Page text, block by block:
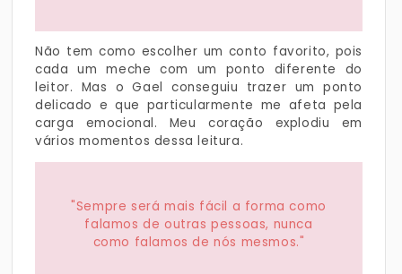
Não tem como escolher um conto favorito, pois
cada um meche com um ponto diferente do
leitor. Mas o Gael conseguiu trazer um ponto
delicado e que particularmente me afeta pela
carga emocional. Meu coração explodiu em
vários momentos dessa leitura.
"Sempre será mais fácil a forma como
falamos de outras pessoas, nunca
como falamos de nós mesmos."